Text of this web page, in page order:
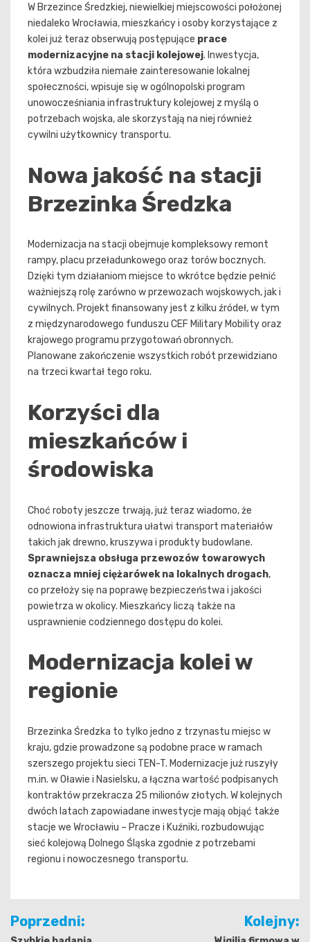
W Brzezince Średzkiej, niewielkiej miejscowości położonej
niedaleko Wrocławia, mieszkańcy i osoby korzystające z
kolei już teraz obserwują postępujące prace
modernizacyjne na stacji kolejowej. Inwestycja,
która wzbudziła niemałe zainteresowanie lokalnej
społeczności, wpisuje się w ogólnopolski program
unowocześniania infrastruktury kolejowej z myślą o
potrzebach wojska, ale skorzystają na niej również
cywilni użytkownicy transportu.
Nowa jakość na stacji
Brzezinka Średzka
Modernizacja na stacji obejmuje kompleksowy remont
rampy, placu przeładunkowego oraz torów bocznych.
Dzięki tym działaniom miejsce to wkrótce będzie pełnić
ważniejszą rolę zarówno w przewozach wojskowych, jak i
cywilnych. Projekt finansowany jest z kilku źródeł, w tym
z międzynarodowego funduszu CEF Military Mobility oraz
krajowego programu przygotowań obronnych.
Planowane zakończenie wszystkich robót przewidziano
na trzeci kwartał tego roku.
Korzyści dla
mieszkańców i
środowiska
Choć roboty jeszcze trwają, już teraz wiadomo, że
odnowiona infrastruktura ułatwi transport materiałów
takich jak drewno, kruszywa i produkty budowlane.
Sprawniejsza obsługa przewozów towarowych
oznacza mniej ciężarówek na lokalnych drogach,
co przełoży się na poprawę bezpieczeństwa i jakości
powietrza w okolicy. Mieszkańcy liczą także na
usprawnienie codziennego dostępu do kolei.
Modernizacja kolei w
regionie
Brzezinka Średzka to tylko jedno z trzynastu miejsc w
kraju, gdzie prowadzone są podobne prace w ramach
szerszego projektu sieci TEN-T. Modernizacje już ruszyły
m.in. w Oławie i Nasielsku, a łączna wartość podpisanych
kontraktów przekracza 25 milionów złotych. W kolejnych
dwóch latach zapowiadane inwestycje mają objąć także
stacje we Wrocławiu – Pracze i Kuźniki, rozbudowując
sieć kolejową Dolnego Śląska zgodnie z potrzebami
regionu i nowoczesnego transportu.
Nawigacja
Poprzedni: Kolejny: